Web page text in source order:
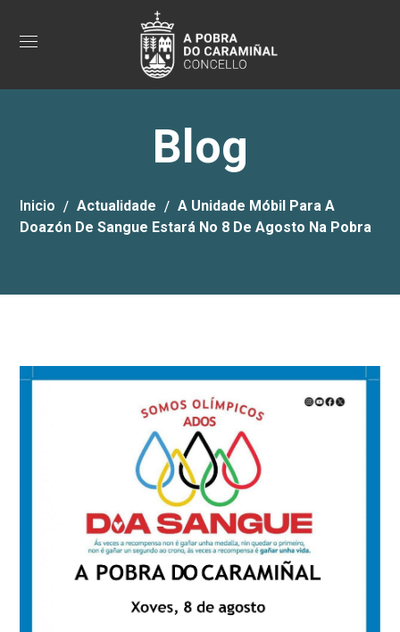
Blog
Inicio Actualidade
A Unidade Móbil Para A
Doazón De Sangue Estará No 8 De Agosto Na Pobra